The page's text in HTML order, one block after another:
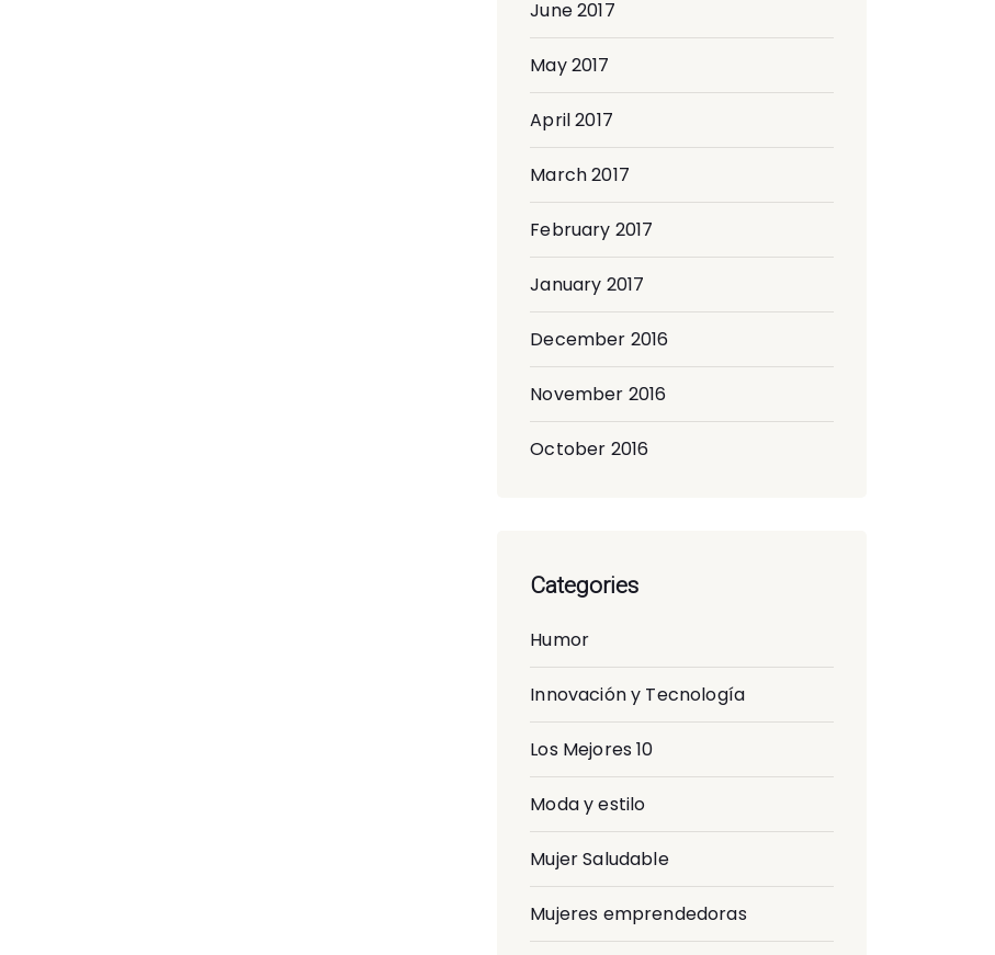
June 2017
May 2017
April 2017
March 2017
February 2017
January 2017
December 2016
November 2016
October 2016
Categories
Humor
Innovación y Tecnología
Los Mejores 10
Moda y estilo
Mujer Saludable
Mujeres emprendedoras